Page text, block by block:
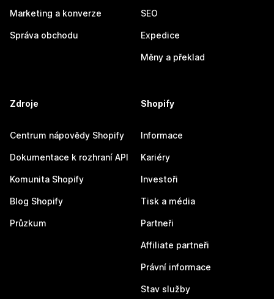
Marketing a konverze
Správa obchodu
SEO
Expedice
Měny a překlad
Zdroje
Centrum nápovědy Shopify
Dokumentace k rozhraní API
Komunita Shopify
Blog Shopify
Průzkum
Shopify
Informace
Kariéry
Investoři
Tisk a média
Partneři
Affiliate partneři
Právní informace
Stav služby